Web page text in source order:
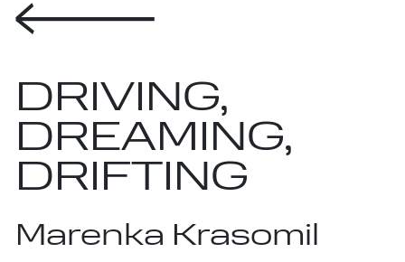
DRIVING,
DREAMING,
DRIFTING
Marenka Krasomil